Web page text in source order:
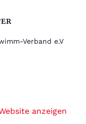
Verband e.V
anzeigen